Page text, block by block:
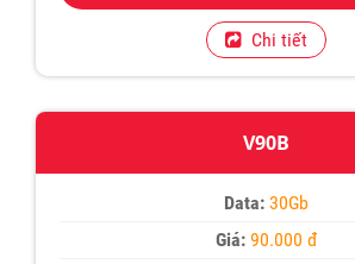
Chi tiết
V90B
Data: 30Gb
Giá:90.000 đ